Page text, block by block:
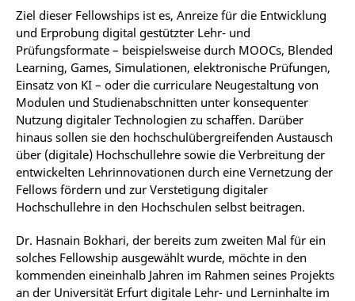
Ziel dieser Fellowships ist es, Anreize für die Entwicklung
und Erprobung digital gestützter Lehr- und
Prüfungsformate – beispielsweise durch MOOCs, Blended
Learning, Games, Simulationen, elektronische Prüfungen,
Einsatz von KI – oder die curriculare Neugestaltung von
Modulen und Studienabschnitten unter konsequenter
Nutzung digitaler Technologien zu schaffen. Darüber
hinaus sollen sie den hochschulübergreifenden Austausch
über (digitale) Hochschullehre sowie die Verbreitung der
entwickelten Lehrinnovationen durch eine Vernetzung der
Fellows fördern und zur Verstetigung digitaler
Hochschullehre in den Hochschulen selbst beitragen.
Dr. Hasnain Bokhari, der bereits zum zweiten Mal für ein
solches Fellowship ausgewählt wurde, möchte in den
kommenden eineinhalb Jahren im Rahmen seines Projekts
an der Universität Erfurt digitale Lehr- und Lerninhalte im